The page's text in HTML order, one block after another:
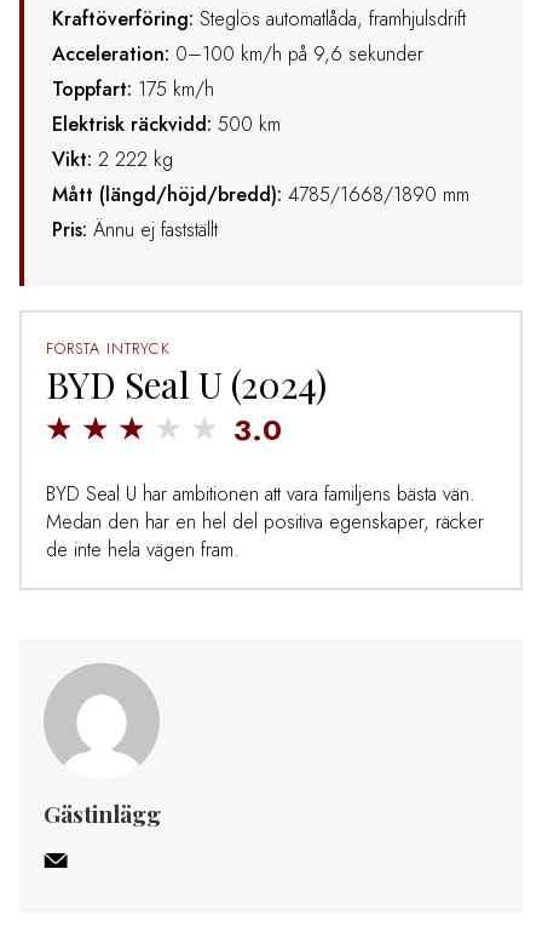
Kraftöverföring: Steglös automatlåda, framhjulsdrift
Acceleration: 0–100 km/h på 9,6 sekunder
Toppfart: 175 km/h
Elektrisk räckvidd: 500 km
Vikt: 2 222 kg
Mått (längd/höjd/bredd): 4785/1668/1890 mm
Pris: Ännu ej fastställt
FÖRSTA INTRYCK
BYD Seal U (2024)
3.0
BYD Seal U har ambitionen att vara familjens bästa vän.
Medan den har en hel del positiva egenskaper, räcker
de inte hela vägen fram.
Gästinlägg